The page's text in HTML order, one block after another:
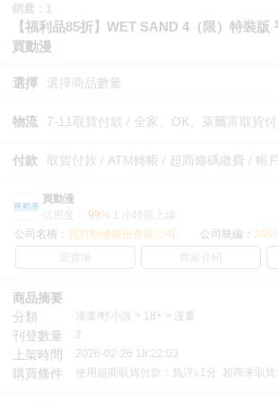
銷量 : 1
【福利品85折】WET SAND 4（限）特裝版
買動漫
選擇 選擇商品數量
物流
付款 取貨付款 / ATM轉帳 / 超商條碼繳費 / 帳
買動漫
信用度：
99% 1 小時前上線
公司名稱： 買對動漫股份有限公司 公司統編：
逛賣場
賣家介紹
商品摘要
分類
漫畫/輕小說 > 18+ > 漫畫
刊登數量 2
上架時間 2026-02-26 18:22:03
購買條件 使用超商取貨付款：負評≦1分 超商未取